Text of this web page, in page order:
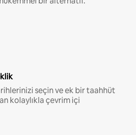
seçin ve ek bir taahhüt
kolaylıkla çevrim içi